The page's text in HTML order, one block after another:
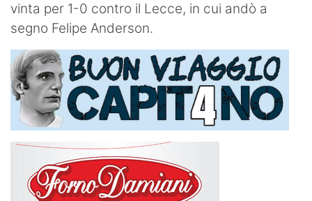
vinta per 1-0 contro il Lecce, in cui andò a
segno Felipe Anderson.